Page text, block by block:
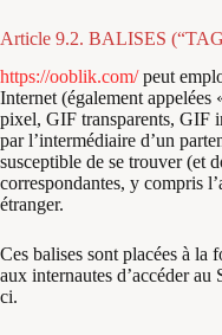
Article 9.2. BALISES
https://ooblik.com/peut
Internet (également appelées
pixel, GIF transparents, GIF
par l’intermédiaire d’un
susceptible de se trouver (et
correspondantes, y compris
étranger.
Ces balises sont placées à la
aux internautes d’accéder
ci.